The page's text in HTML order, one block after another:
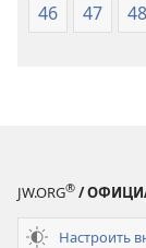
46
47 48
JW.ORG® /
Настроить